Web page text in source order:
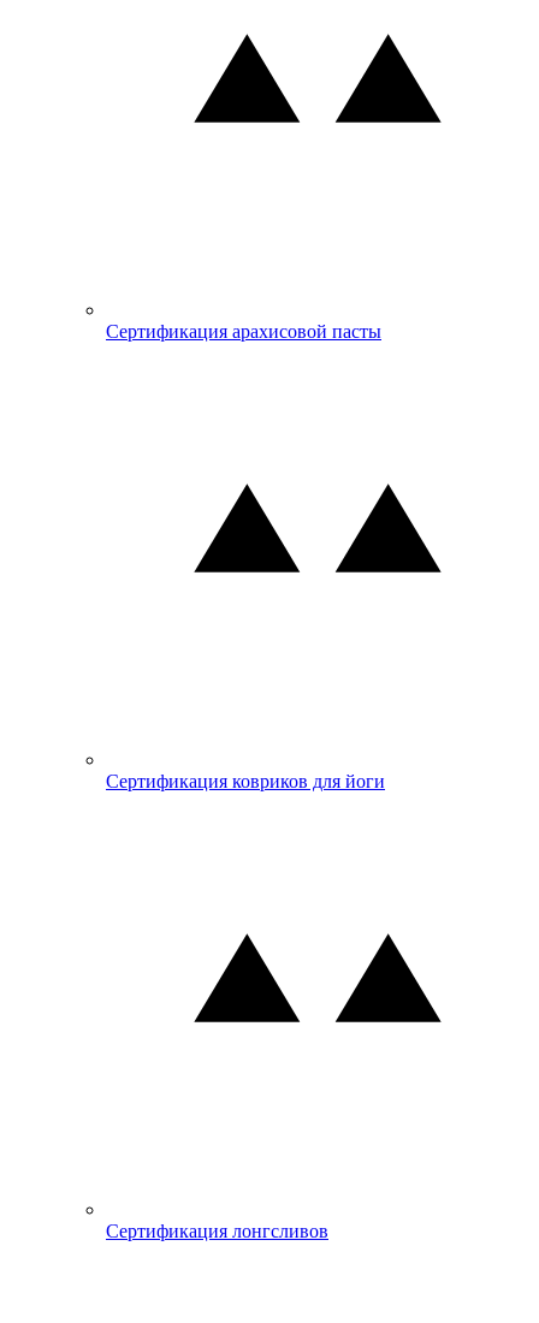
Сертификация арахисовой пасты
Сертификация ковриков для йоги
Сертификация лонгсливов